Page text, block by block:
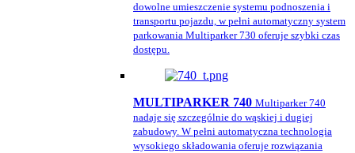
dowolne umieszczenie systemu podnoszenia i
transportu pojazdu, w pełni automatyczny system
parkowania Multiparker 730 oferuje szybki czas
dostępu.
MULTIPARKER 740 Multiparker 740
nadaje się szczególnie do wąskiej i dugiej
zabudowy. W pełni automatyczna technologia
wysokiego składowania oferuje rozwiązania